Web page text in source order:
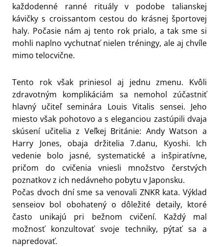
každodenné ranné rituály v podobe talianskej
kávičky s croissantom cestou do krásnej športovej
haly. Počasie nám aj tento rok prialo, a tak sme si
mohli naplno vychutnať nielen tréningy, ale aj chvíle
mimo telocvične.
Tento rok však priniesol aj jednu zmenu. Kvôli
zdravotným komplikáciám sa nemohol zúčastniť
hlavný učiteľ seminára Louis Vitalis sensei. Jeho
miesto však pohotovo a s eleganciou zastúpili dvaja
skúsení učitelia z Veľkej Británie: Andy Watson a
Harry Jones, obaja držitelia 7.danu, Kyoshi. Ich
vedenie bolo jasné, systematické a inšpiratívne,
pričom do cvičenia vniesli množstvo čerstvých
poznatkov z ich nedávneho pobytu v Japonsku.
Počas dvoch dní sme sa venovali ZNKR kata. Výklad
senseiov bol obohatený o dôležité detaily, ktoré
často unikajú pri bežnom cvičení. Každý mal
možnosť konzultovať svoje techniky, pýtať sa a
napredovať.